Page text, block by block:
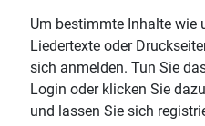
Um bestimmte Inhalte wie
Liedertexte oder
sich anmelden. Tun Sie
Login oder klicken Sie
und lassen Sie sich